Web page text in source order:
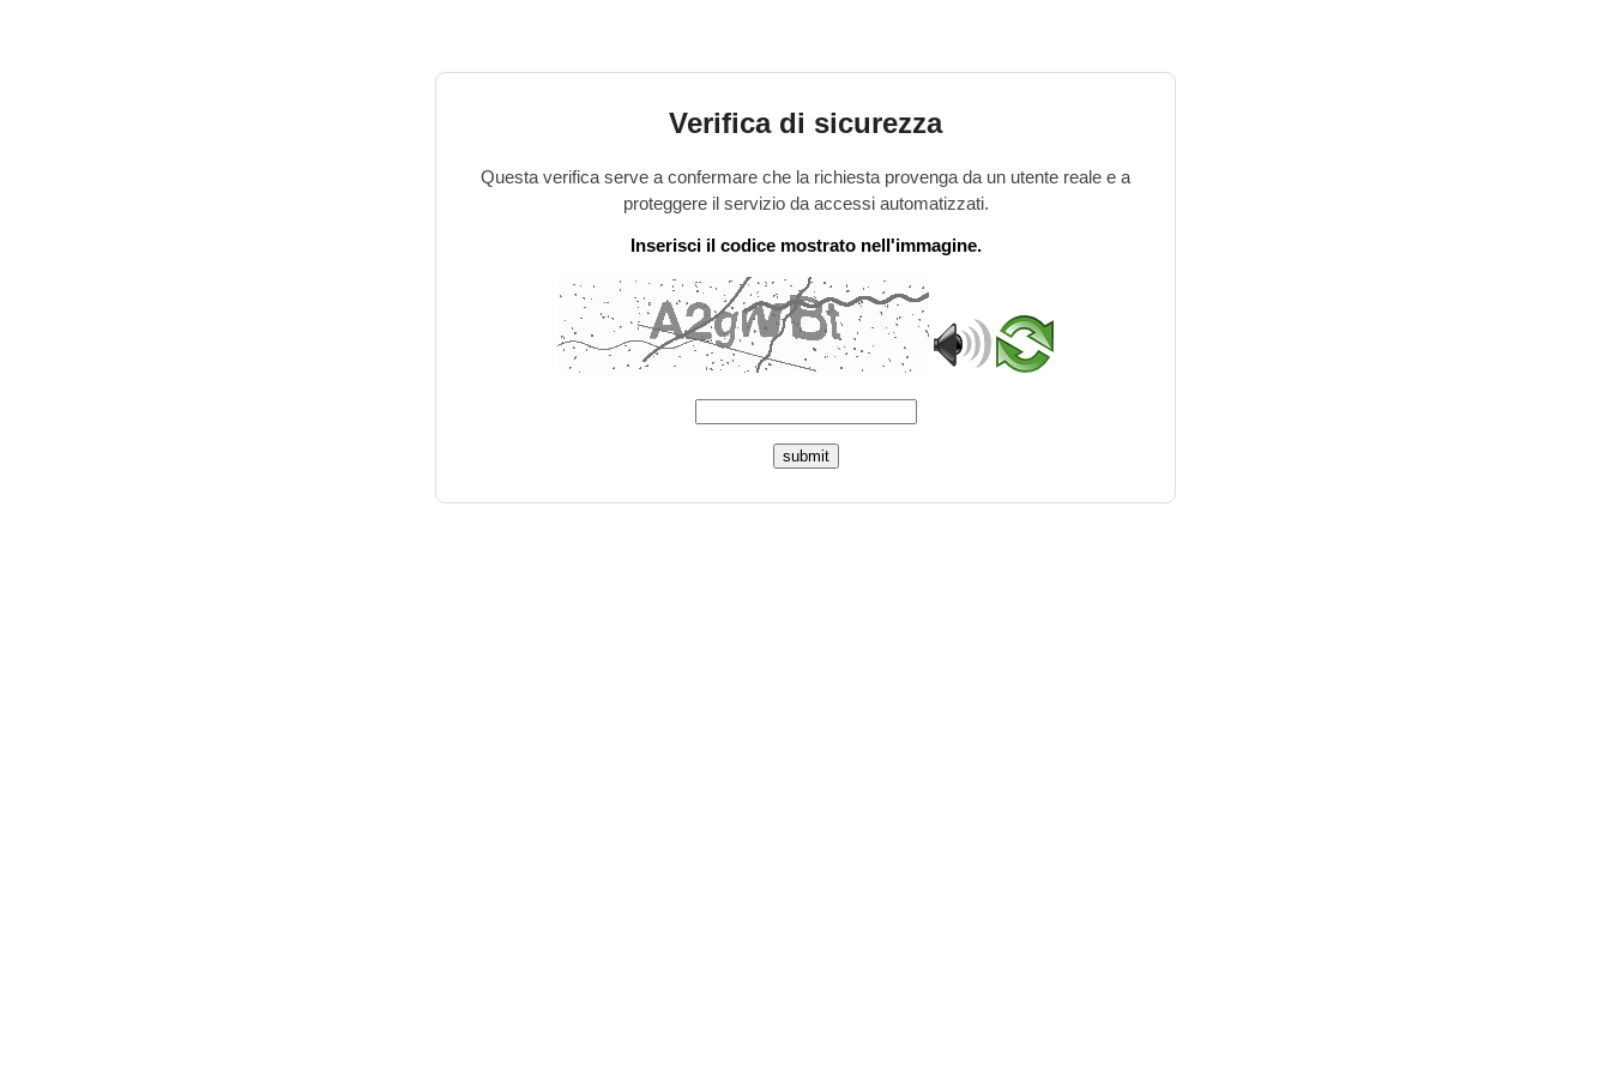
Verifica di sicurezza
Questa verifica serve a confermare che la richiesta provenga da un utente reale e a
proteggere il servizio da accessi automatizzati.
Inserisci il codice mostrato nell'immagine.
submit